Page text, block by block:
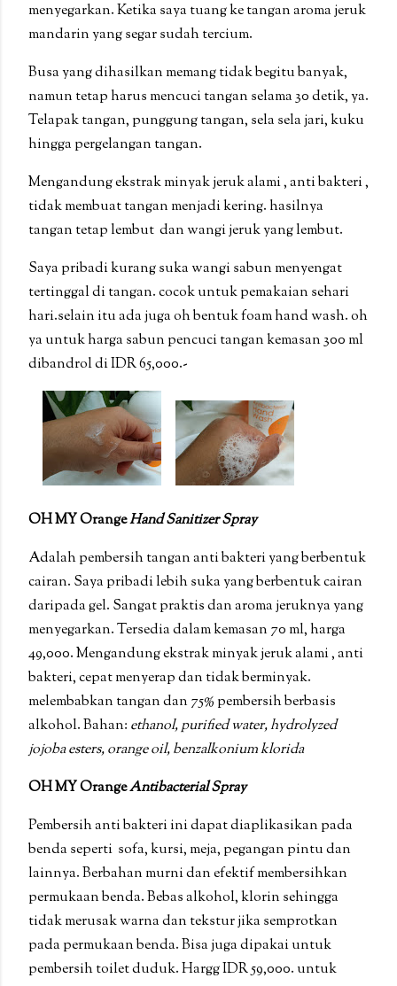
menyegarkan. Ketika saya tuang ke tangan aroma jeruk
mandarin yang segar sudah tercium.
Busa yang dihasilkan memang tidak begitu banyak,
namun tetap harus mencuci tangan selama 30 detik, ya.
Telapak tangan, punggung tangan, sela sela jari, kuku
hingga pergelangan tangan.
Mengandung ekstrak minyak jeruk alami , anti bakteri ,
tidak membuat tangan menjadi kering. hasilnya
tangan tetap lembut dan wangi jeruk yang lembut.
Saya pribadi kurang suka wangi sabun menyengat
tertinggal di tangan. cocok untuk pemakaian sehari
hari.selain itu ada juga oh bentuk foam hand wash. oh
ya untuk harga sabun pencuci tangan kemasan 300 ml
dibandrol di IDR 65,000.-
OH MY OrangeHand Sanitizer Spray
Adalah pembersih tangan anti bakteri yang berbentuk
cairan. Saya pribadi lebih suka yang berbentuk cairan
daripada gel. Sangat praktis dan aroma jeruknya yang
menyegarkan. Tersedia dalam kemasan 70 ml, harga
49,000. Mengandung ekstrak minyak jeruk alami , anti
bakteri, cepat menyerap dan tidak berminyak.
melembabkan tangan dan 75% pembersih berbasis
alkohol. Bahan: ethanol, purified water, hydrolyzed
jojoba esters, orange oil, benzalkonium klorida
OH MY OrangeAntibacterial Spray
Pembersih anti bakteri ini dapat diaplikasikan pada
benda seperti sofa, kursi, meja, pegangan pintu dan
lainnya. Berbahan murni dan efektif membersihkan
permukaan benda. Bebas alkohol, klorin sehingga
tidak merusak warna dan tekstur jika semprotkan
pada permukaan benda. Bisa juga dipakai untuk
pembersih toilet duduk. Hargg IDR 59,000. untuk